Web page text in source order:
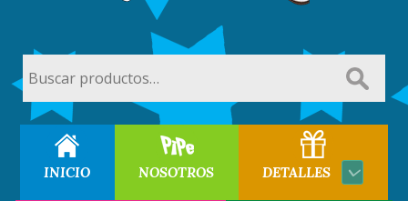
por:
INICIO NOSOTROS DETALLES